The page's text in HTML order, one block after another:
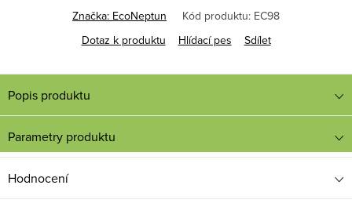
Značka: EcoNeptun Kód produktu: EC98
Dotaz k produktu
Hlídací pes Sdílet
Popis produktu
Parametry produktu
Hodnocení